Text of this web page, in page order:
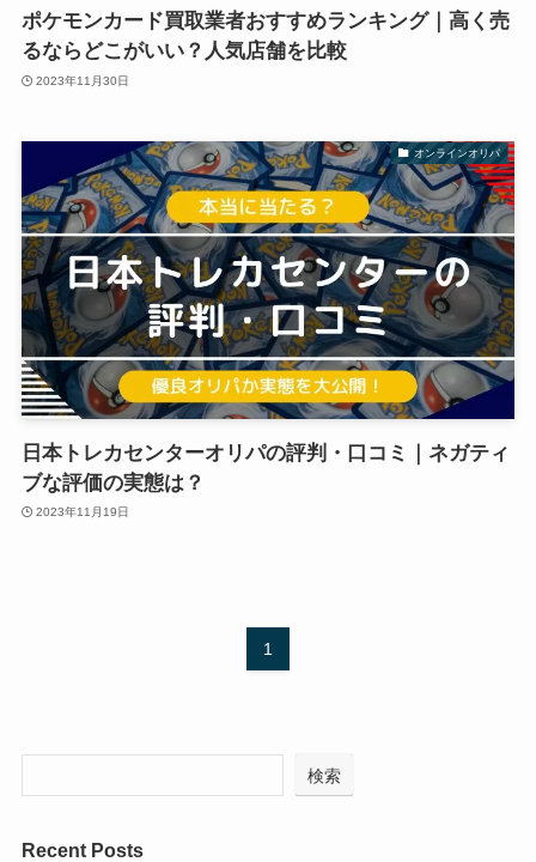
ポケモンカード買取業者おすすめランキング｜高く売
るならどこがいい？人気店舗を比較
2023年11月30日
オンラインオリパ
日本トレカセンターオリパの評判・口コミ｜ネガティ
ブな評価の実態は？
2023年11月19日
1
検索
Recent Posts